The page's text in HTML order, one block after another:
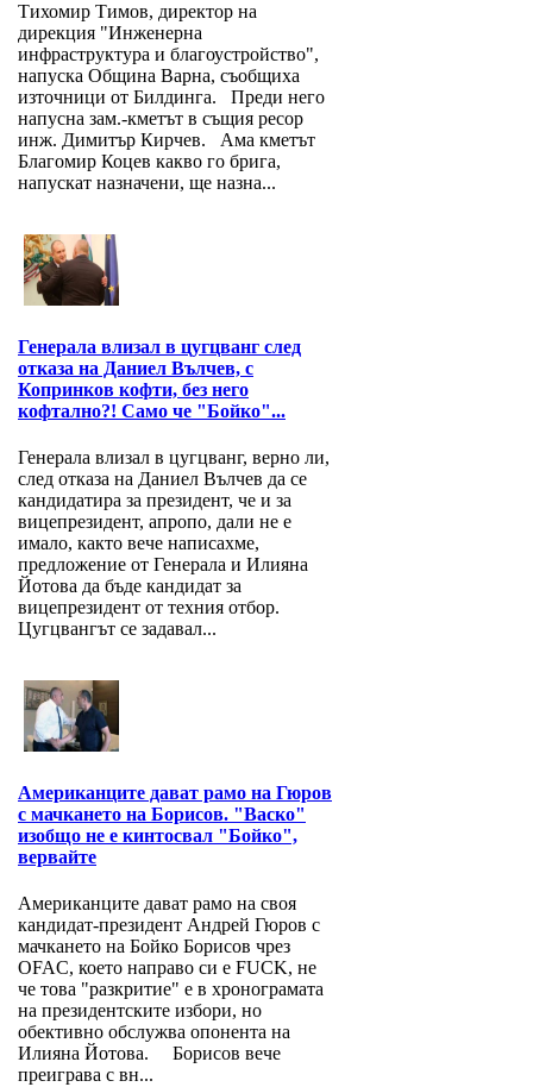
Тихомир Тимов, директор на
дирекция "Инженерна
инфраструктура и благоустройство",
напуска Община Варна, съобщиха
източници от Билдинга. Преди него
напусна зам.-кметът в същия ресор
инж. Димитър Кирчев. Ама кметът
Благомир Коцев какво го брига,
напускат назначени, ще назна...
Генерала влизал в цугцванг след
отказа на Даниел Вълчев, с
Копринков кофти, без него
кофтално?! Само че "Бойко"...
Генерала влизал в цугцванг, верно ли,
след отказа на Даниел Вълчев да се
кандидатира за президент, че и за
вицепрезидент, апропо, дали не е
имало, както вече написахме,
предложение от Генерала и Илияна
Йотова да бъде кандидат за
вицепрезидент от техния отбор.
Цугцвангът се задавал...
Американците дават рамо на Гюров
с мачкането на Борисов. "Васко"
изобщо не е кинтосвал "Бойко",
вервайте
Американците дават рамо на своя
кандидат-президент Андрей Гюров с
мачкането на Бойко Борисов чрез
OFAC, което направо си е FUCK, не
че това "разкритие" е в хронограмата
на президентските избори, но
обективно обслужва опонента на
Илияна Йотова. Борисов вече
преиграва с вн...